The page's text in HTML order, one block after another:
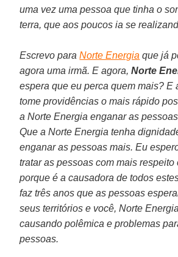
uma vez uma pessoa que tinha o
terra, que aos poucos ia se
Escrevo paraNorte Energia que já
agora uma irmã. E agora,Norte
espera que eu perca quem mais? E
tome providências o mais rápido
a Norte Energia enganar as
Que a Norte Energia tenha
enganar as pessoas mais. Eu
tratar as pessoas com mais respeito
porque é a causadora de todos
faz três anos que as pessoas
seus territórios e você, Norte
causando polêmica e problemas
pessoas.